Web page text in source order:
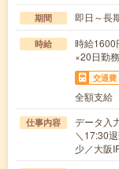
期間 即日～長
時給
時給
×20日勤
交通費
全額支給
仕事内容
データ入
＼17:30
少／大阪